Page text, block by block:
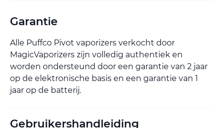
Garantie
Alle Puffco Pivot vaporizers verkocht door
MagicVaporizers zijn volledig authentiek en
worden ondersteund door een garantie van 2 jaar
op de elektronische basis en een garantie van 1
jaar op de batterij.
Gebruikershandleiding